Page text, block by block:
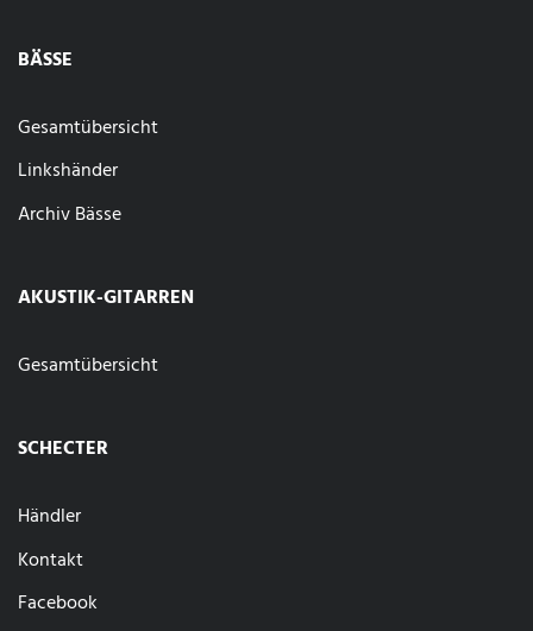
BÄSSE
Gesamtübersicht
Linkshänder
Archiv Bässe
AKUSTIK-GITARREN
Gesamtübersicht
SCHECTER
Händler
Kontakt
Facebook